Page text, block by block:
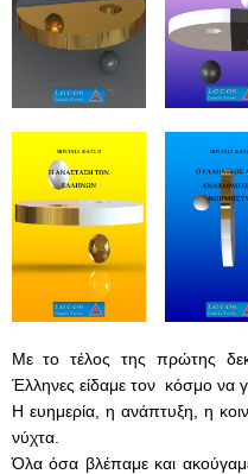
Με το τέλος της πρώτης
Έλληνες είδαμε τον κόσμο να
Η ευημερία, η ανάπτυξη, η
νύχτα.
Όλα όσα βλέπαμε και